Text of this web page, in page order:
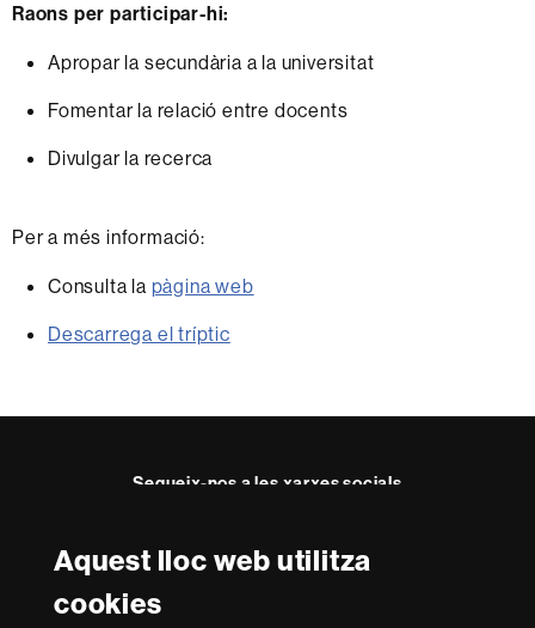
Aquest lloc web utilitza
cookies
Raons per participar-hi:
Apropar la secundària a la universitat
Fomentar la relació entre docents
Divulgar la recerca
Per a més informació:
Consulta la pàgina web
Descarrega el tríptic
Segueix-nos a les xarxes socials
Reconeixement internacional de l'excel·lència